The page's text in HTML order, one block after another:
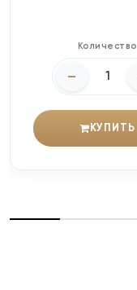
Количество
–
КУПИТЬ